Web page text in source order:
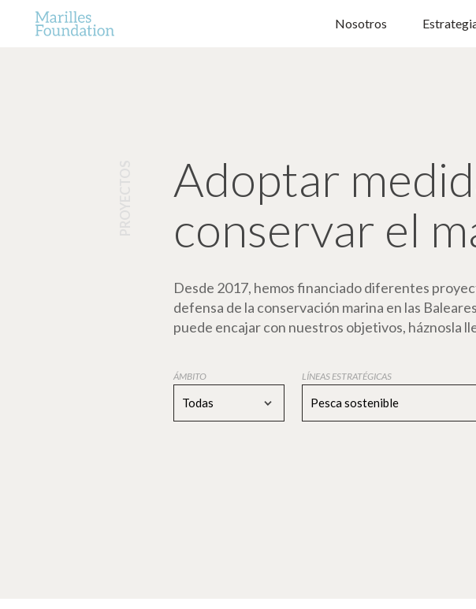
Nosotros
Adoptar
conservar el
Desde 2017, hemos financiado diferentes
defensa de la conservación marina en las
puede encajar con nuestros objetivos, háznosla
ÁMBITO
Todas
LÍNEAS ESTRATÉGICAS
Pesca sostenible